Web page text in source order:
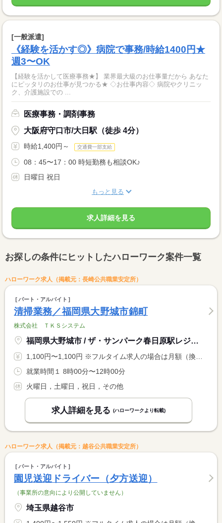
[一般派遣]
《経験を活かす◎》病院で事務/時給1400円★
週3〜OK
【経験を活かして医療事務★】 業界最大級のお仕事量だから あなた
にピッタリのお仕事が見つかる★ ◇お仕事内容◇ 病院やクリニッ
ク、介護施設での ...
医療事務・調剤事務
大阪府守口市/大日駅（徒歩 4分）
時給1,400円～ 交通費一部支給
08：45〜17：00 時短勤務も相談OK♪
日曜日 祝日
もっと見る
求人詳細を見る
お探しの条件にヒットしたハローワーク案件一覧
ハローワーク求人（掲載元：長崎公共職業安定所）
パート・アルバイト
清掃業務／福岡県大野城市錦町
株式会社 ＴＫＳシステム
福岡県大野城市 / ザ・サンパーク春日原駅レジデンス
1,100円〜1,100円 ※フルタイム求人の場合は月額（換算額）、パート求人の場合は時間額を表示しています。
就業時間１ 8時00分〜12時00分
火曜日，土曜日，祝日，その他
求人詳細を見る (ハローワークより転載)
ハローワーク求人（掲載元：越谷公共職業安定所）
パート・アルバイト
園児送迎ドライバー（夕方送迎）
（事業所の意向により公開していません）
埼玉県越谷市